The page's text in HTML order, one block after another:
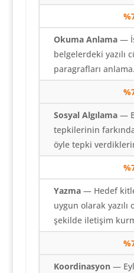
%
Okuma Anlama—
belgelerdeki yazılı
paragrafları anlama.
%
Sosyal Algılama—
tepkilerinin
öyle tepki
%
Yazma— Hedef
uygun olarak
şekilde iletişim
%
Koordinasyon —